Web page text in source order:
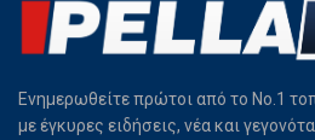
Ενημερωθείτε πρώτοι από το Νο.1
με έγκυρες ειδήσεις, νέα και